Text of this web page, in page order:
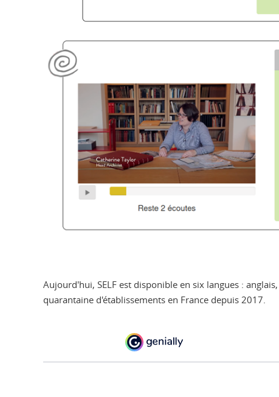
Aujourd'hui, SELF est disponible en six langues :
quarantaine d'établissements en France depuis 2017.